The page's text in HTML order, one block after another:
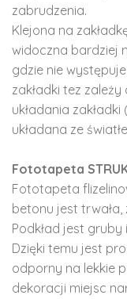
zabrudzenia.
Klejona na
widoczna bardziej
gdzie nie
zakładki tez
układania
układana ze
Fototapeta
Fototapeta
betonu jest trwała,
Podkład jest
Dzięki temu jest
odporny na lekkie
dekoracji miejsc